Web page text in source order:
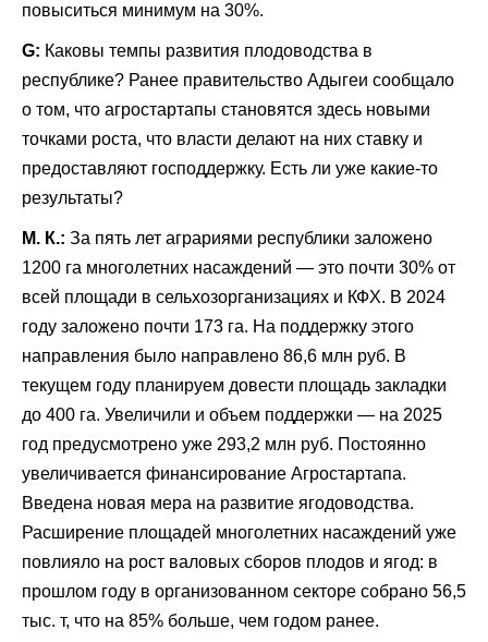
повыситься минимум на 30%.
G: Каковы темпы развития плодоводства в
республике? Ранее правительство Адыгеи сообщало
о том, что агростартапы становятся здесь новыми
точками роста, что власти делают на них ставку и
предоставляют господдержку. Есть ли уже какие-то
результаты?
М. К.: За пять лет аграриями республики заложено
1200 га многолетних насаждений — это почти 30% от
всей площади в сельхозорганизациях и КФХ. В 2024
году заложено почти 173 га. На поддержку этого
направления было направлено 86,6 млн руб. В
текущем году планируем довести площадь закладки
до 400 га. Увеличили и объем поддержки — на 2025
год предусмотрено уже 293,2 млн руб. Постоянно
увеличивается финансирование Агростартапа.
Введена новая мера на развитие ягодоводства.
Расширение площадей многолетних насаждений уже
повлияло на рост валовых сборов плодов и ягод: в
прошлом году в организованном секторе собрано 56,5
тыс. т, что на 85% больше, чем годом ранее.